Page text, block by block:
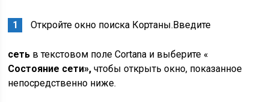
Откройте окно поиска Кортаны.Введите
сеть в текстовом поле Cortana и выберите «
Состояние сети», чтобы открыть окно, показанное
непосредственно ниже.